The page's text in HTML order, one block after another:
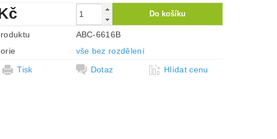
ABC-6616B
vše bez rozdělení
Tisk
Dotaz Hlídat cenu